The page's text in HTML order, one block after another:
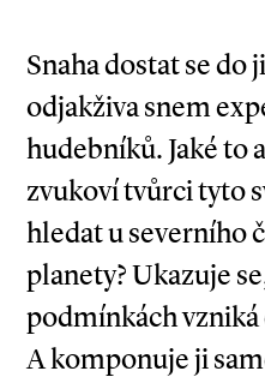
Snaha dostat se do
odjakživa snem
hudebníků. Jaké to
zvukoví tvůrci tyto
hledat u severního
planety? Ukazuje
podmínkách
A komponuje ji